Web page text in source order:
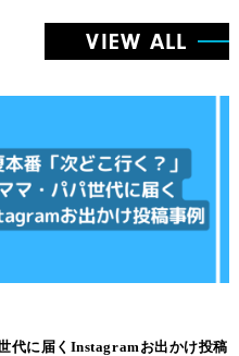
VIEW ALL
代に届くInstagramお出かけ投稿